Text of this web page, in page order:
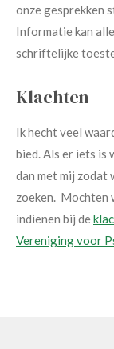
onze gesprekken
Informatie kan
schriftelijke
Klachten
Ik hecht veel
bied. Als er iets is
dan met mij zodat
zoeken. Mochten
indienen bij de
Vereniging voor